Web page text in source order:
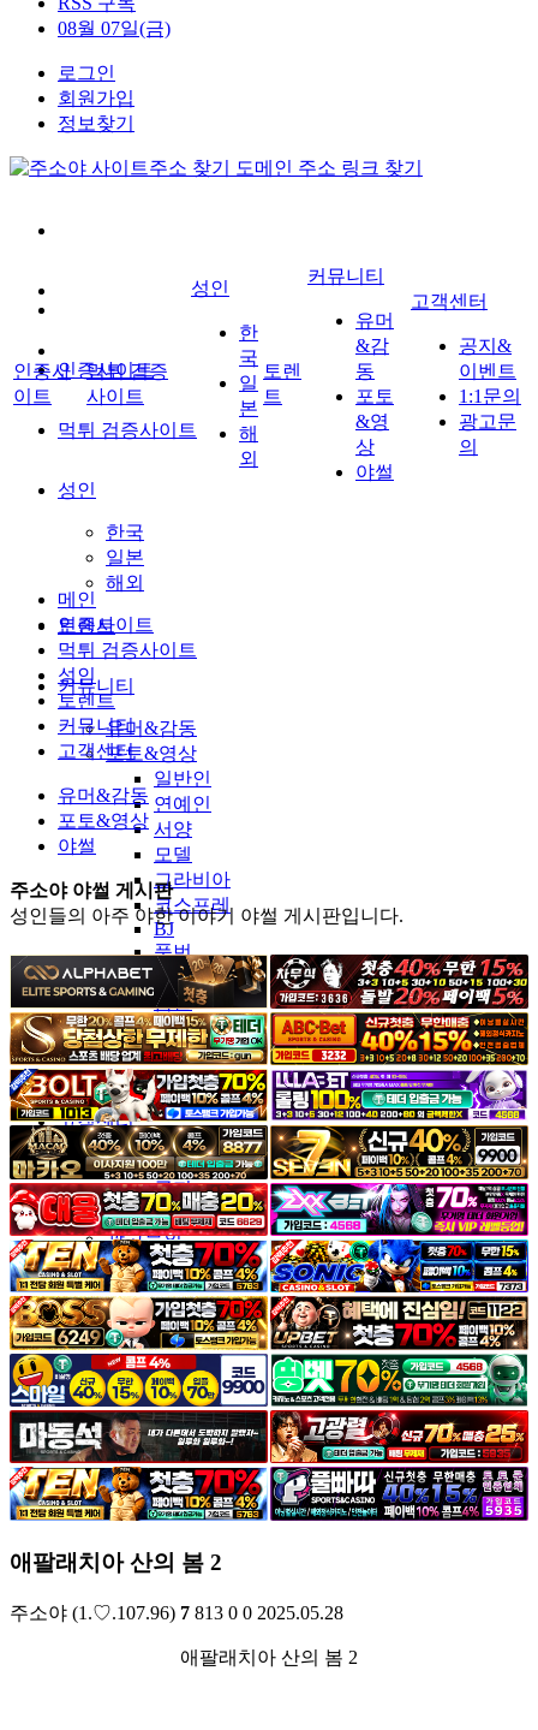
08월 07일(금)
로그인
회원가입
정보찾기
인증사이트
먹튀 검증사이트
성인
한국
일본
해외
토렌트
커뮤니티
유머&감동
포토&영상
일반인
연예인
서양
모델
그라비아
코스프레
BJ
품번
후방주의
움짤
스포츠
기타
야썰
고객센터
공지&이벤트
공지
1:1문의
광고문의
인증사
이트
먹튀 검증
사이트
성인
한
국
일
본
해
외
토렌
트
커뮤니티
유머
&감
동
포토
&영
상
야썰
고객센터
공지&
이벤트
1:1문의
광고문
의
메인
인증사이트
먹튀 검증사이트
성인
토렌트
커뮤니티
고객센터
유머&감동
포토&영상
야썰
주소야 야썰 게시판
성인들의 아주 야한 이야기 야썰 게시판입니다.
애팔래치아 산의 봄 2
주소야 (1.♡.107.96) 7 813 0 0 2025.05.28
애팔래치아 산의 봄 2